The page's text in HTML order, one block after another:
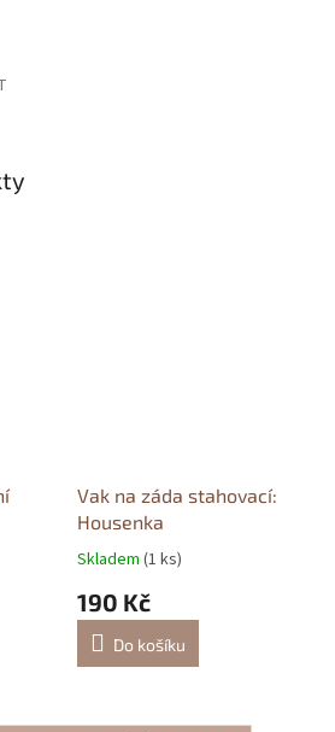
Vak na záda stahovací:
Housenka
Skladem (1 ks)
190 Kč
Do košíku